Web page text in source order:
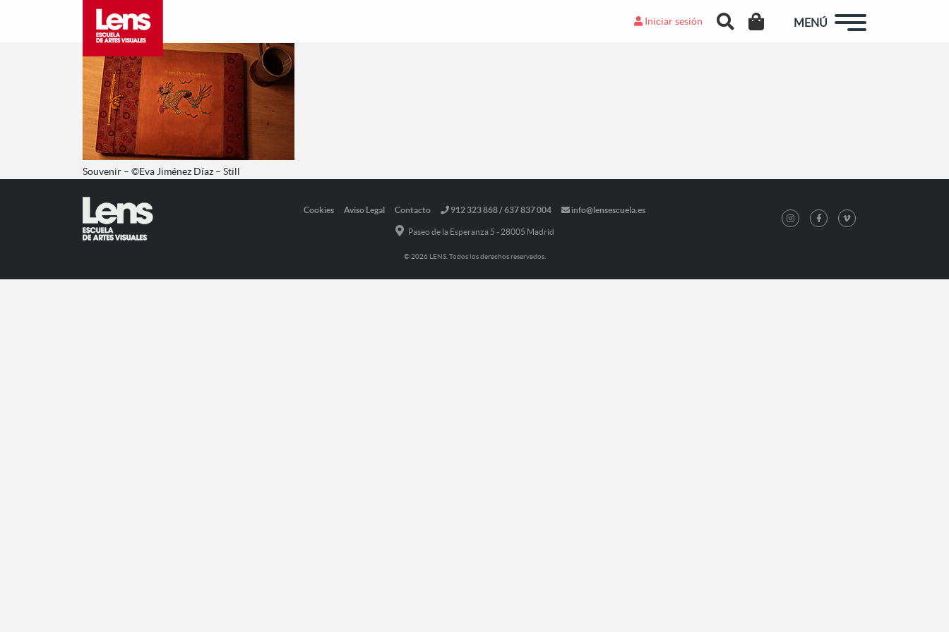
Iniciar sesión MENÚ
Souvenir – ©Eva Jiménez Díaz – Still
Cookies Aviso Legal Contacto 912 323 868 / 637 837 004 info@lensescuela.es
Paseo de la Esperanza 5 - 28005 Madrid
© 2026 LENS. Todos los derechos reservados.